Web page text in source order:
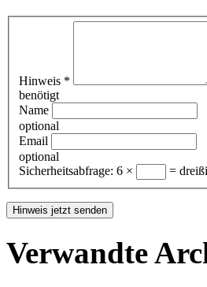
Hinweis *
benötigt
Name
optional
Email
optional
Sicherheitsabfrage: 6 × =
Verwandte